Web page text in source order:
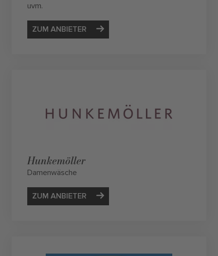
uvm.
ZUM ANBIETER
Hunkemöller
Damenwäsche
ZUM ANBIETER